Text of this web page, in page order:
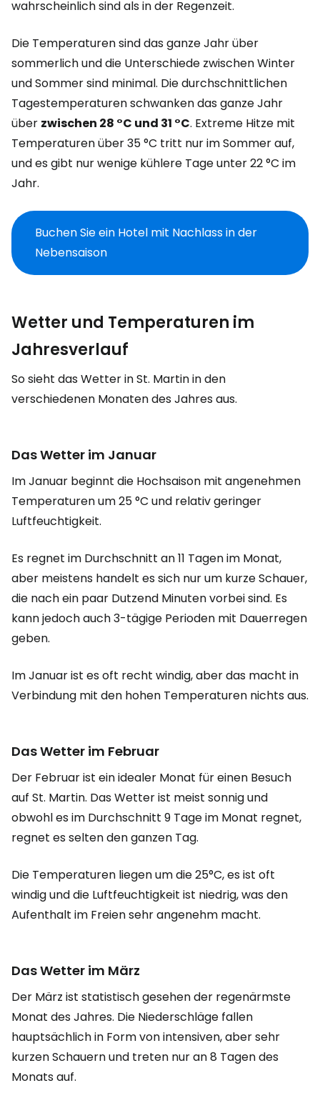
wahrscheinlich sind als in der Regenzeit.
Die Temperaturen sind das ganze Jahr über
sommerlich und die Unterschiede zwischen Winter
und Sommer sind minimal. Die durchschnittlichen
Tagestemperaturen schwanken das ganze Jahr
über zwischen 28 °C und 31 °C. Extreme Hitze mit
Temperaturen über 35 °C tritt nur im Sommer auf,
und es gibt nur wenige kühlere Tage unter 22 °C im
Jahr.
Buchen Sie ein Hotel mit Nachlass in der
Nebensaison
Wetter und Temperaturen im
Jahresverlauf
So sieht das Wetter in St. Martin in den
verschiedenen Monaten des Jahres aus.
Das Wetter im Januar
Im Januar beginnt die Hochsaison mit angenehmen
Temperaturen um 25 °C und relativ geringer
Luftfeuchtigkeit.
Es regnet im Durchschnitt an 11 Tagen im Monat,
aber meistens handelt es sich nur um kurze Schauer,
die nach ein paar Dutzend Minuten vorbei sind. Es
kann jedoch auch 3-tägige Perioden mit Dauerregen
geben.
Im Januar ist es oft recht windig, aber das macht in
Verbindung mit den hohen Temperaturen nichts aus.
Das Wetter im Februar
Der Februar ist ein idealer Monat für einen Besuch
auf St. Martin. Das Wetter ist meist sonnig und
obwohl es im Durchschnitt 9 Tage im Monat regnet,
regnet es selten den ganzen Tag.
Die Temperaturen liegen um die 25°C, es ist oft
windig und die Luftfeuchtigkeit ist niedrig, was den
Aufenthalt im Freien sehr angenehm macht.
Das Wetter im März
Der März ist statistisch gesehen der regenärmste
Monat des Jahres. Die Niederschläge fallen
hauptsächlich in Form von intensiven, aber sehr
kurzen Schauern und treten nur an 8 Tagen des
Monats auf.